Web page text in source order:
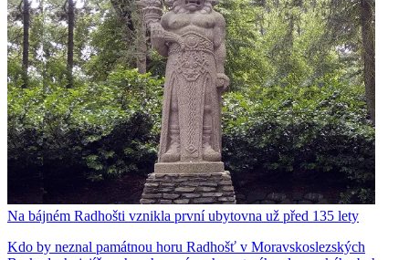
Na bájném Radhošti vznikla první ubytovna už před 135 lety
Kdo by neznal památnou horu Radhošť v Moravskoslezských